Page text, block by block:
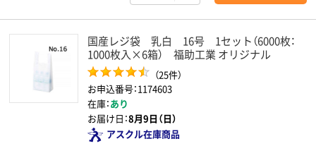
国産レジ袋 乳白 16号 1セット（6000枚：
1000枚入×6箱） 福助工業 オリジナル
（25件）
お申込番号：1174603
在庫：あり
お届け日：8月9日（日）
アスクル在庫商品